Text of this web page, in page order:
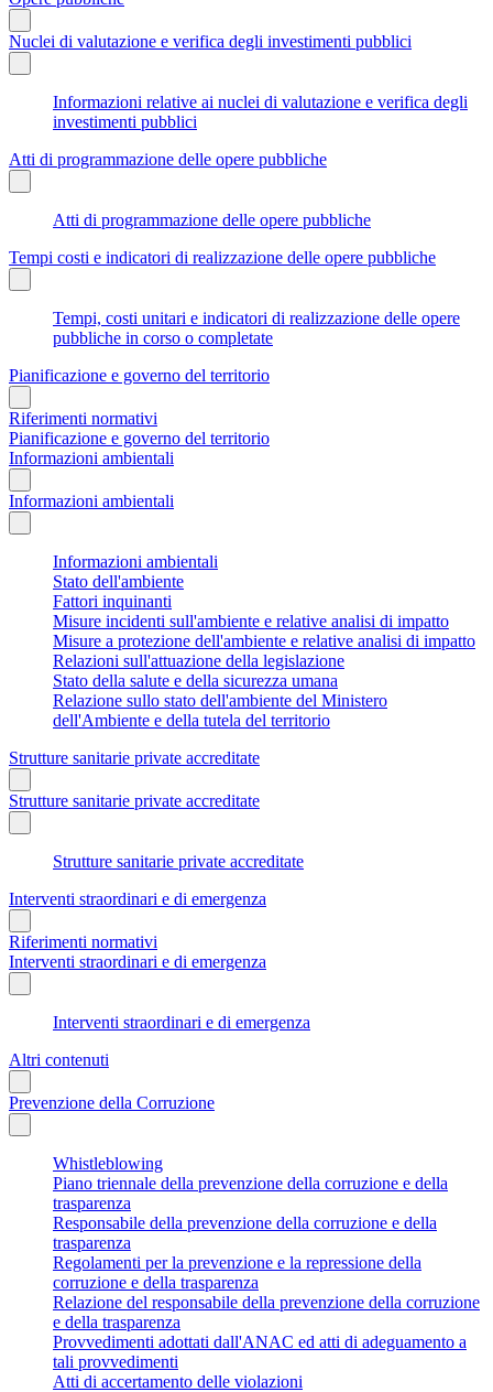
Nuclei di valutazione e verifica degli investimenti pubblici
Informazioni relative ai nuclei di valutazione e verifica degli
investimenti pubblici
Atti di programmazione delle opere pubbliche
Atti di programmazione delle opere pubbliche
Tempi costi e indicatori di realizzazione delle opere pubbliche
Tempi, costi unitari e indicatori di realizzazione delle opere
pubbliche in corso o completate
Pianificazione e governo del territorio
Riferimenti normativi
Pianificazione e governo del territorio
Informazioni ambientali
Informazioni ambientali
Informazioni ambientali
Stato dell'ambiente
Fattori inquinanti
Misure incidenti sull'ambiente e relative analisi di impatto
Misure a protezione dell'ambiente e relative analisi di impatto
Relazioni sull'attuazione della legislazione
Stato della salute e della sicurezza umana
Relazione sullo stato dell'ambiente del Ministero
dell'Ambiente e della tutela del territorio
Strutture sanitarie private accreditate
Strutture sanitarie private accreditate
Strutture sanitarie private accreditate
Interventi straordinari e di emergenza
Riferimenti normativi
Interventi straordinari e di emergenza
Interventi straordinari e di emergenza
Altri contenuti
Prevenzione della Corruzione
Whistleblowing
Piano triennale della prevenzione della corruzione e della
trasparenza
Responsabile della prevenzione della corruzione e della
trasparenza
Regolamenti per la prevenzione e la repressione della
corruzione e della trasparenza
Relazione del responsabile della prevenzione della corruzione
e della trasparenza
Provvedimenti adottati dall'ANAC ed atti di adeguamento a
tali provvedimenti
Atti di accertamento delle violazioni